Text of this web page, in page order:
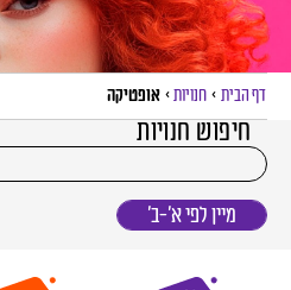
דף הבית > חנויות> אופטיקה
חיפוש חנויות
מיין לפי א׳-ב׳
חיפוש חנויות